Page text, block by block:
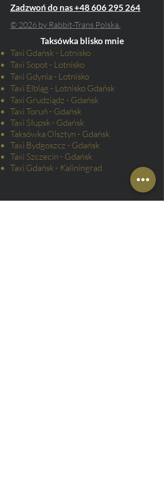
Zadzwoń do nas +48 606 295 264
© 2026 by Rabbit-Trans Polska.
Taksówka blisko mnie
Taxi Gdańsk - Lotnisko
Taxi Sopot - Lotnisko
Taxi Gdynia - Lotnisko
Taxi Elbląg - Lotnisko Gdańsk
Taxi Grudziądz - Gdańsk
Taxi Toruń - Gdańsk
Taxi Słupsk - Gdańsk
Taksówka Olsztyn - Gdańsk
Taxi Bydgoszcz - Gdańsk
Taxi Szczecin - Gdańsk
Taxi Gdańsk - Kaliningrad